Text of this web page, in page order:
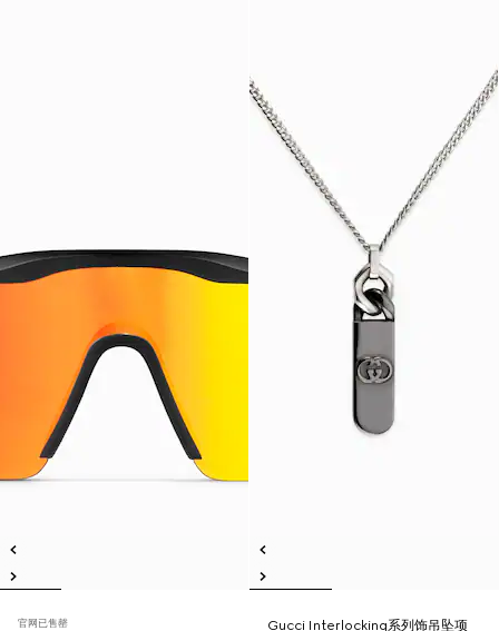
官网已售罄
Gucci Interlocking系列饰吊坠项